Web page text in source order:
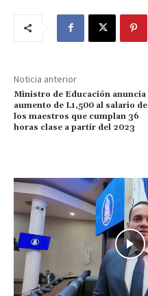
Noticia anterior
Ministro de Educación anuncia
aumento de L1,500 al salario de
los maestros que cumplan 36
horas clase a partir del 2023